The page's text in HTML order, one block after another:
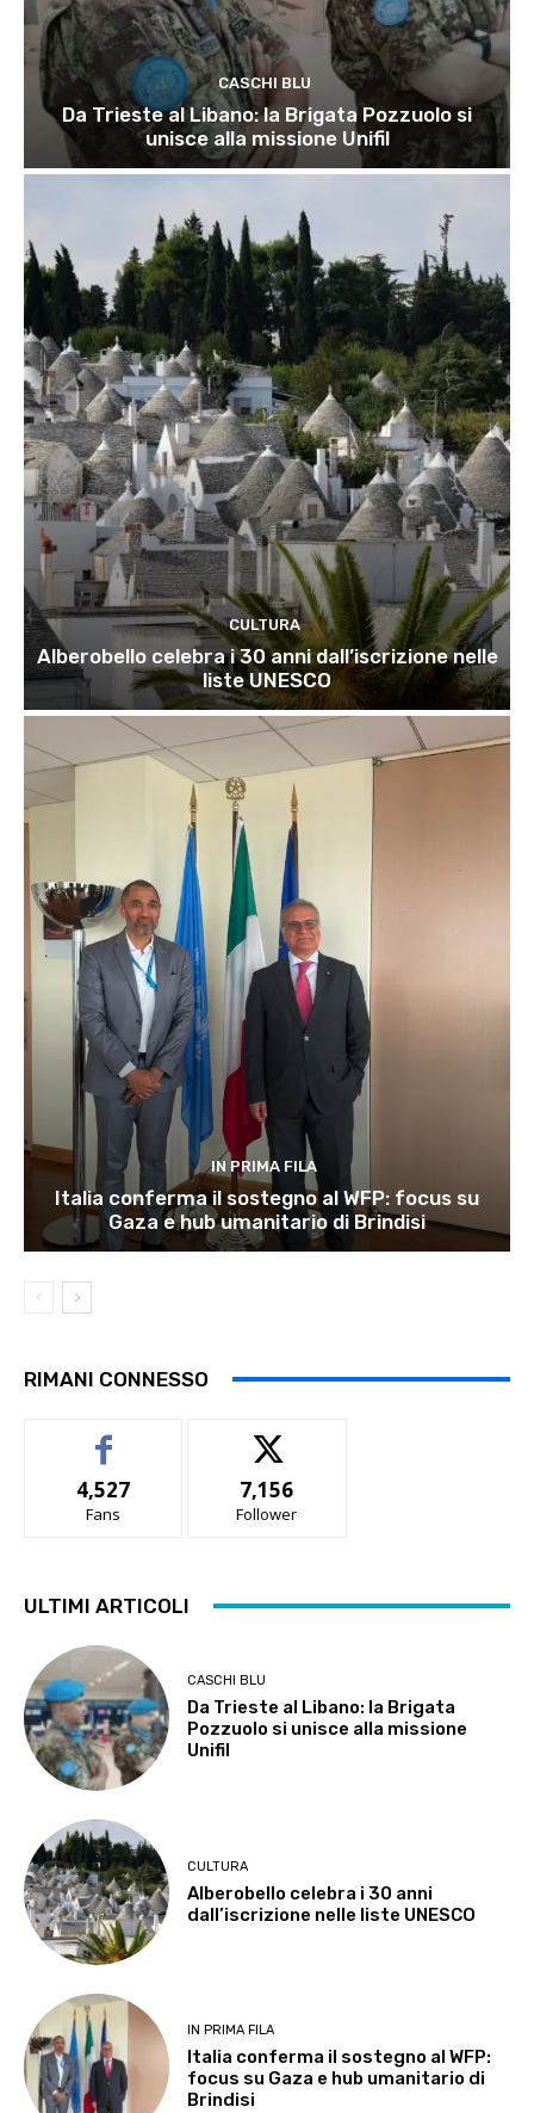
CASCHI BLU
Da Trieste al Libano: la Brigata Pozzuolo si
unisce alla missione Unifil
CULTURA
Alberobello celebra i 30 anni dall’iscrizione nelle
liste UNESCO
IN PRIMA FILA
Italia conferma il sostegno al WFP: focus su
Gaza e hub umanitario di Brindisi
RIMANI CONNESSO
4,527
Fans
7,156
Follower
ULTIMI ARTICOLI
CASCHI BLU
Da Trieste al Libano: la Brigata
Pozzuolo si unisce alla missione
Unifil
CULTURA
Alberobello celebra i 30 anni
dall’iscrizione nelle liste UNESCO
IN PRIMA FILA
Italia conferma il sostegno al WFP:
focus su Gaza e hub umanitario di
Brindisi